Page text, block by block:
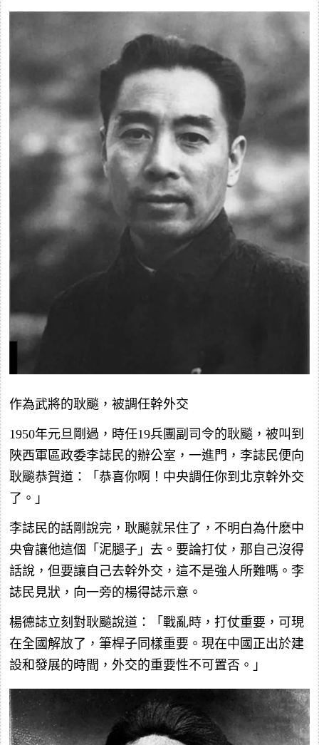
作為武將的耿飈，被調任幹外交
1950年元旦剛過，時任19兵團副司令的耿飈，被叫到
陜西軍區政委李誌民的辦公室，一進門，李誌民便向
耿飈恭賀道：「恭喜你啊！中央調任你到北京幹外交
了。」
李誌民的話剛說完，耿飈就呆住了，不明白為什麽中
央會讓他這個「泥腿子」去。要論打仗，那自己沒得
話說，但要讓自己去幹外交，這不是強人所難嗎。李
誌民見狀，向一旁的楊得誌示意。
楊德誌立刻對耿飈說道：「戰亂時，打仗重要，可現
在全國解放了，筆桿子同樣重要。現在中國正出於建
設和發展的時間，外交的重要性不可置否。」